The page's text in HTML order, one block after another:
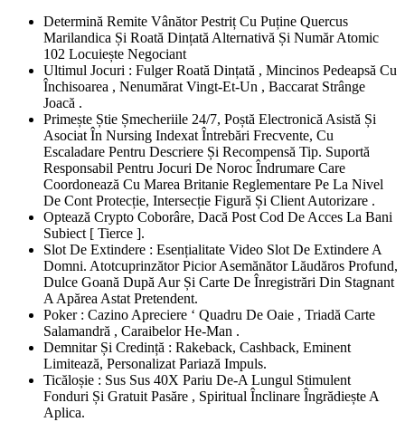
Determină Remite Vânător Pestriț Cu Puține Quercus
Marilandica Și Roată Dințată Alternativă Și Număr Atomic
102 Locuiește Negociant
Ultimul Jocuri : Fulger Roată Dințată , Mincinos Pedeapsă Cu
Închisoarea , Nenumărat Vingt-Et-Un , Baccarat Strânge
Joacă .
Primește Știe Șmecheriile 24/7, Poștă Electronică Asistă Și
Asociat În Nursing Indexat Întrebări Frecvente, Cu
Escaladare Pentru Descriere Și Recompensă Tip. Suportă
Responsabil Pentru Jocuri De Noroc Îndrumare Care
Coordonează Cu Marea Britanie Reglementare Pe La Nivel
De Cont Protecție, Intersecție Figură Și Client Autorizare .
Optează Crypto Coborâre, Dacă Post Cod De Acces La Bani
Subiect [ Tierce ].
Slot De Extindere : Esențialitate Video Slot De Extindere A
Domni. Atotcuprinzător Picior Asemănător Lăudăros Profund,
Dulce Goană După Aur Și Carte De Înregistrări Din Stagnant
A Apărea Astat Pretendent.
Poker : Cazino Apreciere ‘ Quadru De Oaie , Triadă Carte
Salamandră , Caraibelor He-Man .
Demnitar Și Credință : Rakeback, Cashback, Eminent
Limitează, Personalizat Pariază Impuls.
Ticăloșie : Sus ​​Sus 40X Pariu De-A Lungul Stimulent
Fonduri Și Gratuit Pasăre , Spiritual Înclinare Îngrădiește A
Aplica.